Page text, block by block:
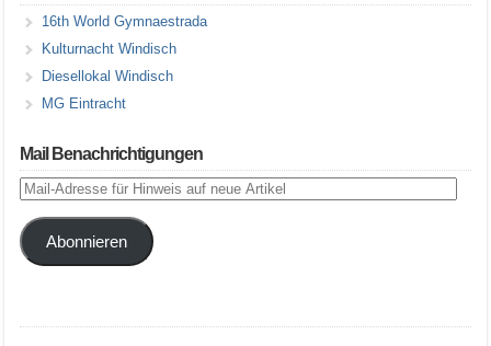
16th World Gymnaestrada
Kulturnacht Windisch
Diesellokal Windisch
MG Eintracht
Mail Benachrichtigungen
Mail-
Adresse
für
Hinweis
auf
Abonnieren